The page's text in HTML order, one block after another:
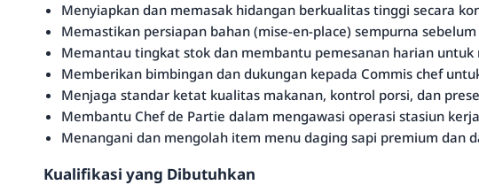
Menyiapkan dan memasak hidangan berkualitas tinggi secara
Memastikan persiapan bahan (mise-en-place) sempurna
Memantau tingkat stok dan membantu pemesanan harian
Memberikan bimbingan dan dukungan kepada Commis chef
Menjaga standar ketat kualitas makanan, kontrol porsi, dan
Membantu Chef de Partie dalam mengawasi operasi stasiun
Menangani dan mengolah item menu daging sapi premium dan
Kualifikasi yang Dibutuhkan